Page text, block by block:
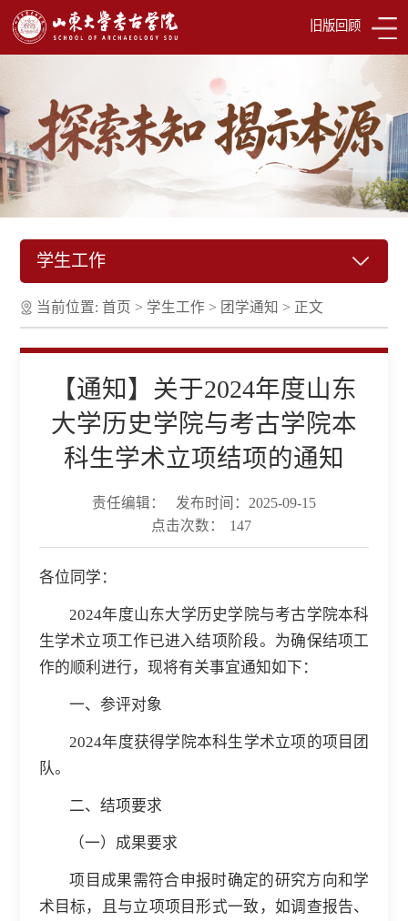
旧版回顾
学生工作
当前位置:首页 > 学生工作 > 团学通知 > 正文
【通知】关于2024年度山东
大学历史学院与考古学院本
科生学术立项结项的通知
责任编辑：
发布时间：2025-09-15
点击次数：
147
各位同学：
2024年度山东大学历史学院与考古学院本科
生学术立项工作已进入结项阶段。为确保结项工
作的顺利进行，现将有关事宜通知如下：
一、参评对象
2024年度获得学院本科生学术立项的项目团
队。
二、结项要求
（一）成果要求
项目成果需符合申报时确定的研究方向和学
术目标，且与立项项目形式一致，如调查报告、